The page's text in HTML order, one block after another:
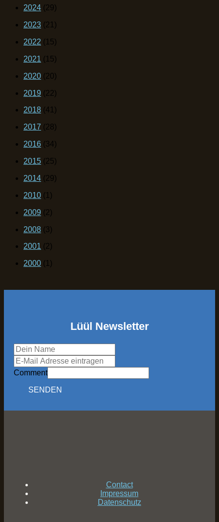
2024 (29)
2023 (21)
2022 (15)
2021 (15)
2020 (20)
2019 (22)
2018 (41)
2017 (28)
2016 (34)
2015 (25)
2014 (29)
2010 (1)
2009 (2)
2008 (3)
2001 (2)
2000 (1)
Lüül Newsletter
Comment
SENDEN
Contact
Impressum
Datenschutz